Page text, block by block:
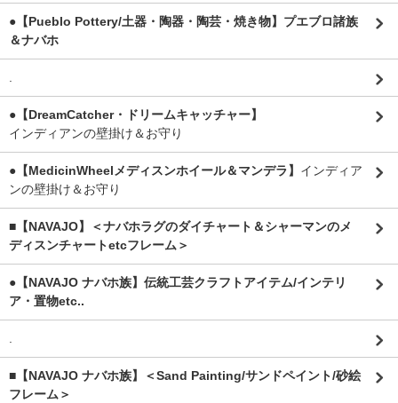
●【Pueblo Pottery/土器・陶器・陶芸・焼き物】プエブロ諸族
＆ナバホ
.
●【DreamCatcher・ドリームキャッチャー】
インディアンの壁掛け＆お守り
●【MedicinWheelメディスンホイール＆マンデラ】 インディア
ンの壁掛け＆お守り
■【NAVAJO】＜ナバホラグのダイチャート＆シャーマンのメ
ディスンチャートetcフレーム＞
●【NAVAJO ナバホ族】伝統工芸クラフトアイテム/インテリ
ア・置物etc..
.
■【NAVAJO ナバホ族】＜Sand Painting/サンドペイント/砂絵
フレーム＞